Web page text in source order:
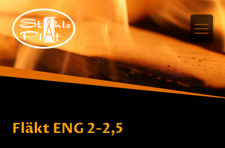
Fläkt ENG 2-2,5